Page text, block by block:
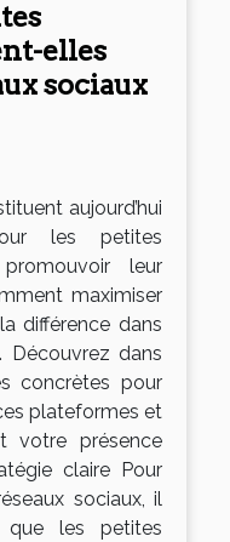
elles
sociaux
aujourd’hui
les petites
leur
maximiser
différence dans
Découvrez dans
concrètes pour
plateformes et
votre présence
claire Pour
sociaux, il
que les petites